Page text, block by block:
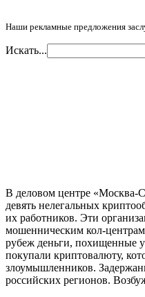
Наши рекламные предложения
Искать...
В деловом центре «Москва-
девять нелегальных
их работников. Эти
мошенническим кол-центрам
рубеж деньги, похищенные
покупали криптовалюту,
злоумышленников.
российских регионов.